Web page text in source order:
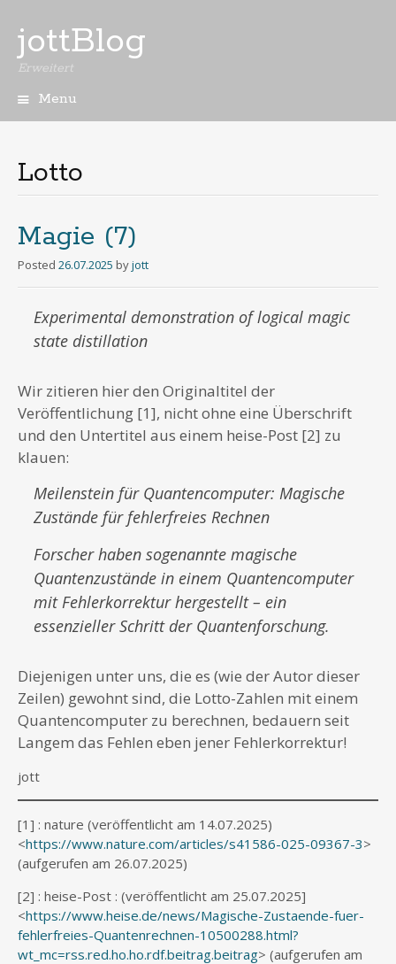
jottBlog
Erweitert
Menu
Lotto
Magie (7)
Posted 26.07.2025 byjott
Experimental demonstration of logical magic
state distillation
Wir zitieren hier den Originaltitel der
Veröffentlichung [1], nicht ohne eine Überschrift
und den Untertitel aus einem heise-Post [2] zu
klauen:
Meilenstein für Quantencomputer: Magische
Zustände für fehlerfreies Rechnen
Forscher haben sogenannte magische
Quantenzustände in einem Quantencomputer
mit Fehlerkorrektur hergestellt – ein
essenzieller Schritt der Quantenforschung.
Diejenigen unter uns, die es (wie der Autor dieser
Zeilen) gewohnt sind, die Lotto-Zahlen mit einem
Quantencomputer zu berechnen, bedauern seit
Langem das Fehlen eben jener Fehlerkorrektur!
jott
[1] : nature (veröffentlicht am 14.07.2025)
<https://www.nature.com/articles/s41586-025-09367-3>
(aufgerufen am 26.07.2025)
[2] : heise-Post : (veröffentlicht am 25.07.2025]
<https://www.heise.de/news/Magische-Zustaende-fuer-
fehlerfreies-Quantenrechnen-10500288.html?
wt_mc=rss.red.ho.ho.rdf.beitrag.beitrag> (aufgerufen am